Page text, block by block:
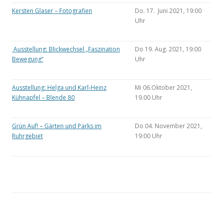
Kersten Glaser – Fotografien
Do. 17. Juni 2021, 19:00
Uhr
Ausstellung: Blickwechsel „Faszination
Bewegung“
Do 19. Aug. 2021, 19:00
Uhr
Ausstellung: Helga und Karl-Heinz
Kühnapfel – Blende 80
Mi 06.Oktober 2021,
19.00 Uhr
Grün Auf! – Gärten und Parks im
Ruhrgebiet
Do 04. November 2021,
19:00 Uhr